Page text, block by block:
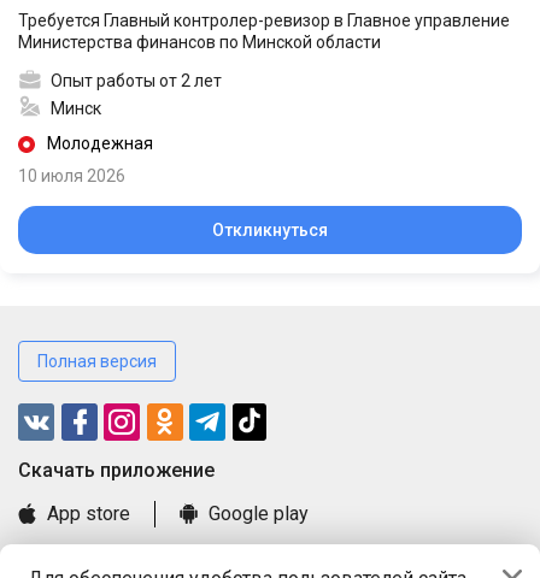
Требуется Главный контролер-ревизор в Главное управление
Министерства финансов по Минской области
Опыт работы от 2 лет
Минск
Молодежная
10 июля 2026
Откликнуться
Полная версия
Cкачать приложение
App store
Google play